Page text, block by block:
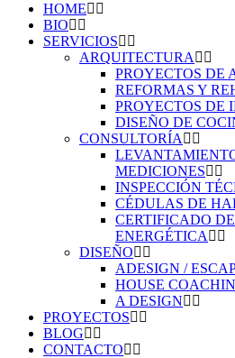
HOME
BIO
SERVICIOS
ARQUITECTURA
PROYECTOS DE
REFORMAS Y
PROYECTOS DE
DISEÑO DE
CONSULTORÍA
MEDICIONES
INSPECCIÓN
CÉDULAS DE
CERTIFICADO
ENERGÉTICA
DISEÑO
ADESIGN /
HOUSE
A DESIGN
PROYECTOS
BLOG
CONTACTO